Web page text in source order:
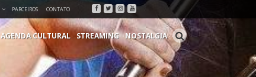
PARCEIROS CONTATO Facebook
Twitter
Instagram
Youtube
AGENDA CULTURAL STREAMING NOSTALGIA